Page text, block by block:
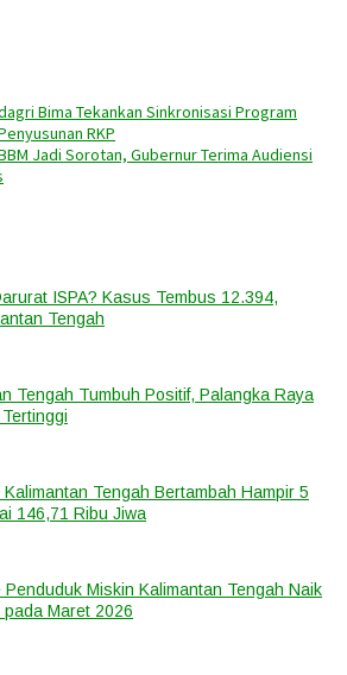
Bima Tekankan Sinkronisasi Program
RKP
Jadi Sorotan, Gubernur Terima Audiensi
ISPA? Kasus Tembus 12.394,
Tengah
Tengah Tumbuh Positif, Palangka Raya
Tengah Bertambah Hampir 5
146,71 Ribu Jiwa
Miskin Kalimantan Tengah Naik
Maret 2026